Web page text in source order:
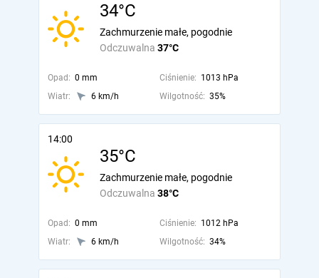
34°C
Odczuwalna 37°C
Zachmurzenie małe, pogodnie
Opad: 0 mm Ciśnienie: 1013 hPa
Wiatr:
6 km/h Wilgotność: 35%
14:00
35°C
Odczuwalna 38°C
Zachmurzenie małe, pogodnie
Opad: 0 mm Ciśnienie: 1012 hPa
Wiatr:
6 km/h Wilgotność: 34%